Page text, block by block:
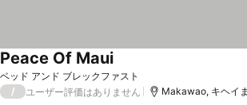
ベッド アンド ブレックファスト
Peace Of Maui料金を表示
/ ユーザー評価はありません Makawao, キヘイ